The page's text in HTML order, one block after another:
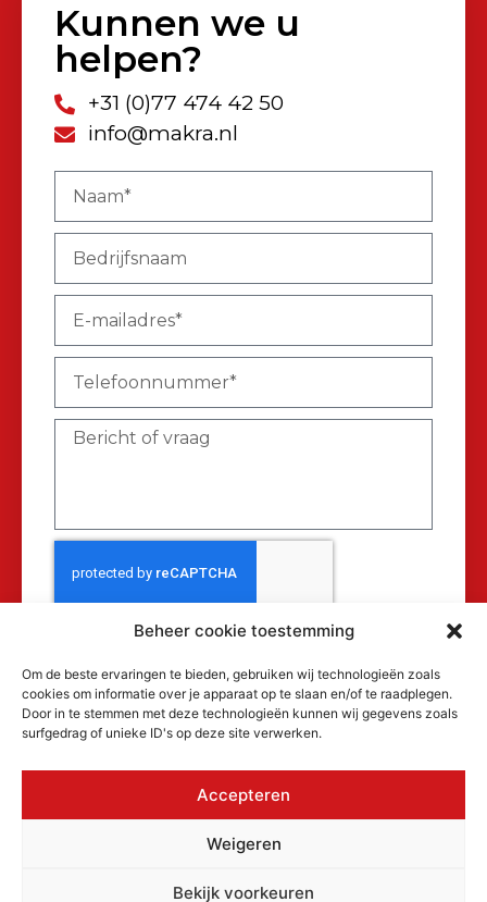
Beheer cookie toestemming
Om de beste ervaringen te bieden, gebruiken wij technologieën zoals
cookies om informatie over je apparaat op te slaan en/of te raadplegen.
Door in te stemmen met deze technologieën kunnen wij gegevens zoals
surfgedrag of unieke ID's op deze site verwerken.
Accepteren
Weigeren
Bekijk voorkeuren
Kunnen we u
helpen?
+31 (0)77 474 42 50
info@makra.nl
Verzenden
© 2026 MAKRA Benelux, alle rechten